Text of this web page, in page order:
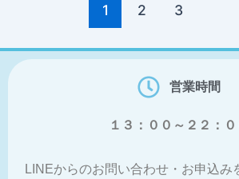
1 2 3
営業時間
１３：００～２２：０
LINEからのお問い合わせ・お申込み